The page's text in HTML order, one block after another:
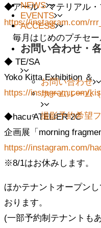
NEWS
EVENTS
ACCESS
お問い合わせ・
お問い合わせ
ホームルーム
撮影予約希望
◆アール・マテリアル・
https://instagram.com/
毎月はじめのプチセー
◆ TE/SA
Yoko Kitta Exhibition ＆
https://instagram.com/
◆hacu ATELIER 2C
企画展「morning
https://instagram.com/
※8/1はお休みします。
ほかテナントオープン
おります。
(一部予約制テナントも